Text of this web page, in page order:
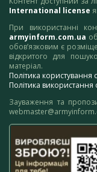
International license
При використанні
armyinform.com.ua
обов’язковим є
відкритого для
матеріал.
Політика
Політика використання
Зауваження та